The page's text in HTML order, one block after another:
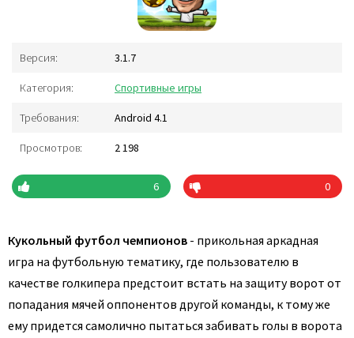
Версия: 3.1.7
Категория: Спортивные игры
Требования: Android 4.1
Просмотров: 2 198
6 0
Кукольный футбол чемпионов - прикольная аркадная
игра на футбольную тематику, где пользователю в
качестве голкипера предстоит встать на защиту ворот от
попадания мячей оппонентов другой команды, к тому же
ему придется самолично пытаться забивать голы в ворота